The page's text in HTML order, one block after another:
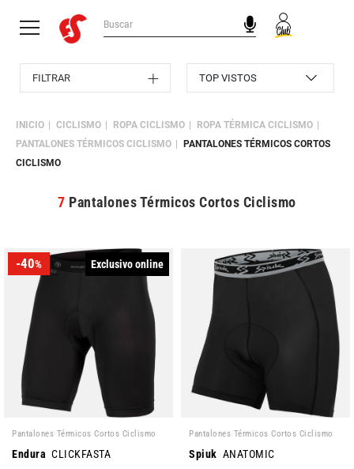
INICIO CICLISMO ROPA CICLISMO
ROPA TÉRMICA CICLISMO
PANTALONES TÉRMICOS CICLISMO
PANTALONES TÉRMICOS CORTOS
CICLISMO
7 Pantalones Térmicos Cortos Ciclismo
-40% Exclusivo online
Pantalones Térmicos Cortos Ciclismo
Endura CLICKFASTA
Pantalones Térmicos Cortos Ciclismo
Spiuk ANATOMIC
FILTRAR